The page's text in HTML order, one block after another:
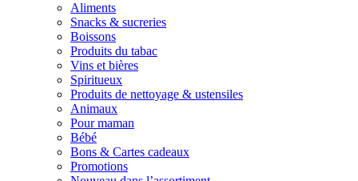
Aliments
Snacks & sucreries
Boissons
Produits du tabac
Vins et bières
Spiritueux
Produits de nettoyage & ustensiles
Animaux
Pour maman
Bébé
Bons & Cartes cadeaux
Promotions